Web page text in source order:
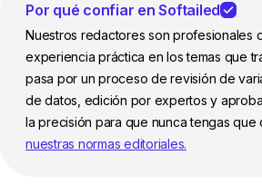
Por qué confiar en Softailed
Nuestros redactores son profesionales
experiencia práctica en los temas que
pasa por un proceso de revisión de
de datos, edición por expertos y
la precisión para que nunca tengas que
nuestras normas editoriales.